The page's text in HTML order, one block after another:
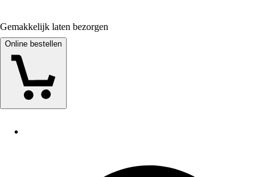
Gemakkelijk laten bezorgen
Online bestellen